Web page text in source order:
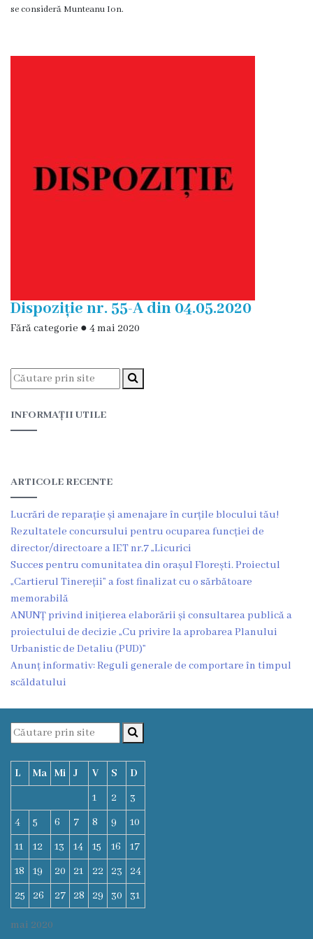
Proiecte
finanțare
subordonate
Funcţii
Consiliul
Secretar
Regulamentul
Consiliului
Ședințele
Consiliului
online
Deciziile
Consiliului
Procese-
verbale
ale
Consiliului
Ședințe
online
Or.
Floreşti
se consideră Munteanu Ion.
Dispoziție nr. 55-A din 04.05.2020
Fără categorie ● 4 mai 2020
INFORMAȚII UTILE
ARTICOLE RECENTE
Lucrări de reparație și amenajare în curțile blocului tău!
Rezultatele concursului pentru ocuparea funcției de
director/directoare a IET nr.7 „Licurici
Succes pentru comunitatea din orașul Florești. Proiectul
„Cartierul Tinereții” a fost finalizat cu o sărbătoare
memorabilă
ANUNȚ privind inițierea elaborării și consultarea publică a
proiectului de decizie „Cu privire la aprobarea Planului
Urbanistic de Detaliu (PUD)”
Anunț informativ: Reguli generale de comportare în timpul
scăldatului
mai 2020
L Ma Mi J V S
D
1
2
3
4
5 6 7 8 9
10
11
12 13 14 15 16
17
18
19 20 21 22 23
24
25
26 27 28 29 30 31